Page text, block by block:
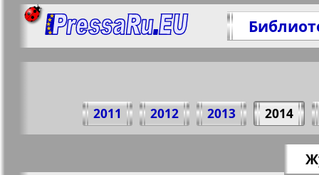
2011 2012 2013 2014
Все номера журнала "Афиша
https://